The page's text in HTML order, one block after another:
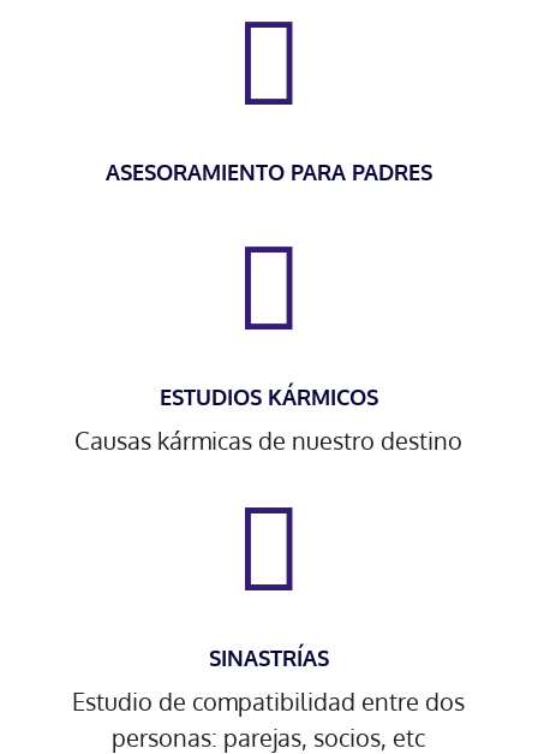

ASESORAMIENTO PARA PADRES

ESTUDIOS KÁRMICOS
Causas kármicas de nuestro destino

SINASTRÍAS
Estudio de compatibilidad entre dos
personas: parejas, socios, etc